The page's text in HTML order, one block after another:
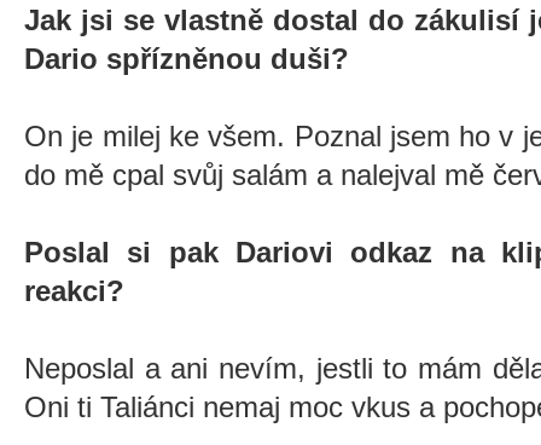
Jak jsi se vlastně dostal do zákulisí
Dario spřízněnou duši?
On je milej ke všem. Poznal jsem ho v
do mě cpal svůj salám a nalejval mě
Poslal si pak Dariovi odkaz na
reakci?
Neposlal a ani nevím, jestli to mám
Oni ti Taliánci nemaj moc vkus a